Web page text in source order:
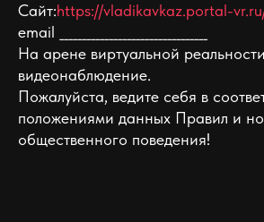
Сайт:https://vladikavkaz.portal-
email _________________________________
На арене виртуальной
видеонаблюдение.
Пожалуйста, ведите себя в
положениями данных Правил и
общественного поведения!